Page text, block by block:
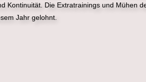
Kontinuität. Die Extratrainings und Mühen
Jahr gelohnt.